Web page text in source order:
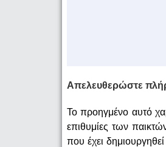
Απελευθερώστε
Το προηγμένο αυτό
επιθυμίες των
που έχει